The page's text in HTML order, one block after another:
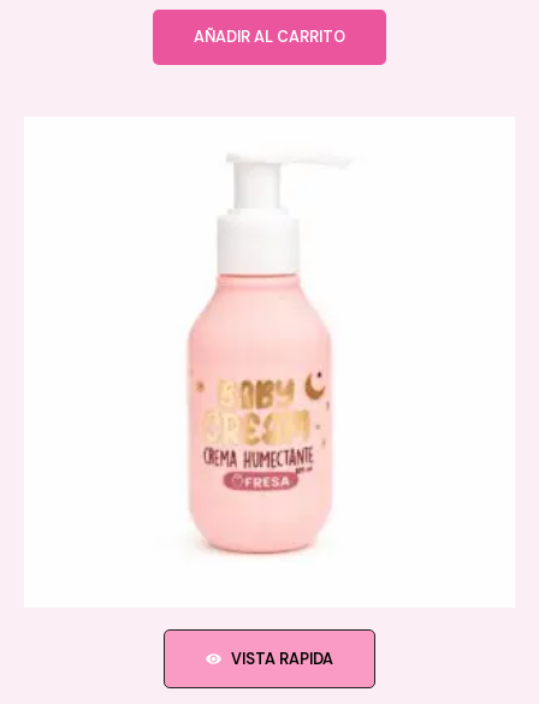
AÑADIR AL CARRITO
VISTA RAPIDA